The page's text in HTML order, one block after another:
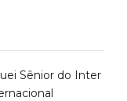
Sênior do Inter